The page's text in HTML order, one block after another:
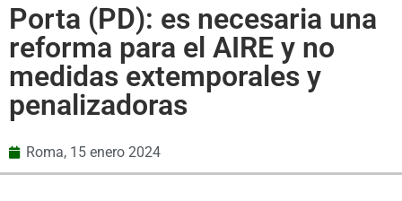
Porta (PD): es necesaria una
reforma para el AIRE y no
medidas extemporales y
penalizadoras
Roma, 15 enero 2024